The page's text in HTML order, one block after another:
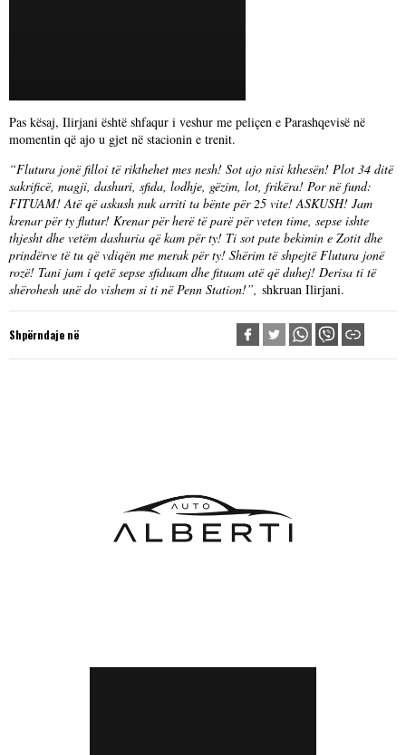
Pas kësaj, Ilirjani është shfaqur i veshur me peliçen e Parashqevisë në
momentin që ajo u gjet në stacionin e trenit.
“Flutura jonë filloi të rikthehet mes nesh! Sot ajo nisi kthesën! Plot 34 ditë
sakrificë, magji, dashuri, sfida, lodhje, gëzim, lot, frikëra! Por në fund:
FITUAM! Atë që askush nuk arriti ta bënte për 25 vite! ASKUSH! Jam
krenar për ty flutur! Krenar për herë të parë për veten time, sepse ishte
thjesht dhe vetëm dashuria që kam për ty! Ti sot pate bekimin e Zotit dhe
prindërve të tu që vdiqën me merak për ty! Shërim të shpejtë Flutura jonë
rozë! Tani jam i qetë sepse sfiduam dhe fituam atë që duhej! Derisa ti të
shërohesh unë do vishem si ti në Penn Station!”, shkruan Ilirjani.
Shpërndaje në